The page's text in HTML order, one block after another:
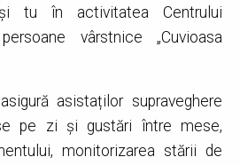
tu în activitatea Centrului
vârstnice „Cuvioasa
asistaților supraveghere
pe zi și gustări între mese,
monitorizarea stării de